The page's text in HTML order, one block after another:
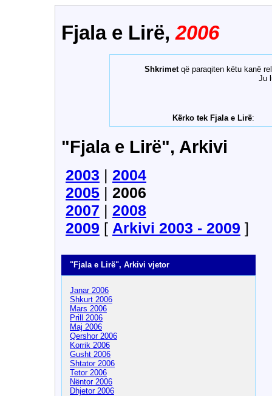
Fjala e Lirë,2006
Shkrimetqë paraqiten këtu kanë
Ju
Kërko tek Fjala e Lirë:
"Fjala e Lirë", Arkivi
2003 | 2004
2005 | 2006
2007 | 2008
2009 [ Arkivi 2003 - 2009 ]
"Fjala e Lirë", Arkivi vjetor
Janar 2006
Shkurt 2006
Mars 2006
Prill 2006
Maj 2006
Qershor 2006
Korrik 2006
Gusht 2006
Shtator 2006
Tetor 2006
Nëntor 2006
Dhjetor 2006